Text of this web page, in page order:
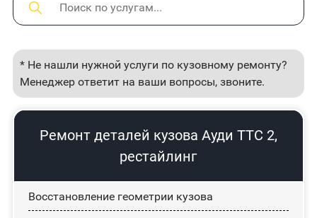
* Не нашли нужной услуги по кузовному ремонту?
Менеджер ответит на ваши вопросы, звоните.
Ремонт деталей кузова Ауди ТТС 2,
рестайлинг
Восстановление геометрии кузова